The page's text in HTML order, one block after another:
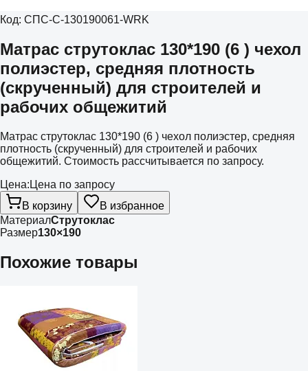
Код: СПС-С-130190061-WRK
Матрас струтоклас 130*190 (6 ) чехол
полиэстер, средняя плотность
(скрученный) для строителей и
рабочих общежитий
Матрас струтоклас 130*190 (6 ) чехол полиэстер, средняя
плотность (скрученный) для строителей и рабочих
общежитий. Стоимость рассчитывается по запросу.
Цена: Цена по запросу
В корзину
В избранное
МатериалСтрутоклас
Размер130×190
Похожие товары